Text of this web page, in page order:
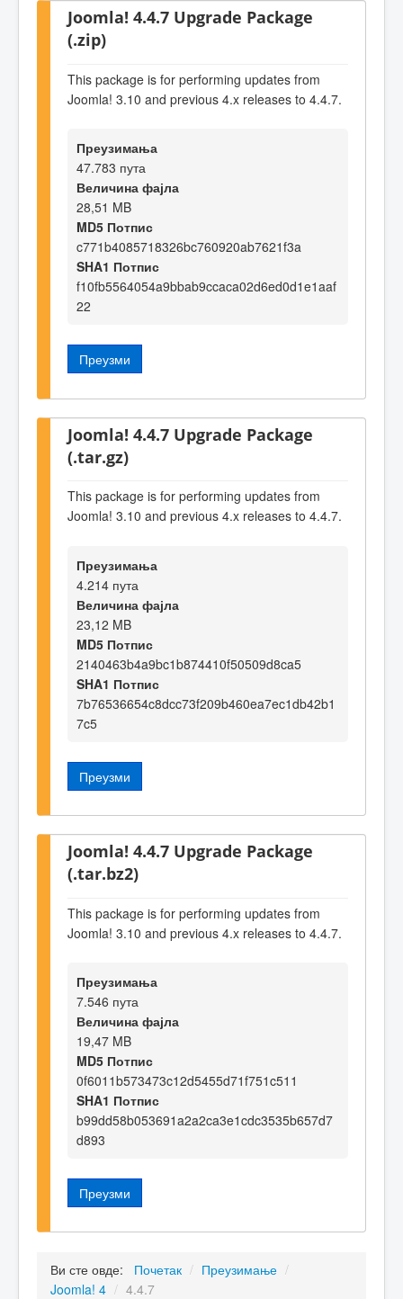
Joomla! 4.4.7 Upgrade Package
(.zip)
This package is for performing updates from
Joomla! 3.10 and previous 4.x releases to 4.4.7.
Преузимања
47.783 пута
Величина фајла
28,51 MB
MD5 Потпис
c771b4085718326bc760920ab7621f3a
SHA1 Потпис
f10fb5564054a9bbab9ccaca02d6ed0d1e1aaf
22
Преузми
Joomla! 4.4.7 Upgrade Package
(.tar.gz)
This package is for performing updates from
Joomla! 3.10 and previous 4.x releases to 4.4.7.
Преузимања
4.214 пута
Величина фајла
23,12 MB
MD5 Потпис
2140463b4a9bc1b874410f50509d8ca5
SHA1 Потпис
7b76536654c8dcc73f209b460ea7ec1db42b1
7c5
Преузми
Joomla! 4.4.7 Upgrade Package
(.tar.bz2)
This package is for performing updates from
Joomla! 3.10 and previous 4.x releases to 4.4.7.
Преузимања
7.546 пута
Величина фајла
19,47 MB
MD5 Потпис
0f6011b573473c12d5455d71f751c511
SHA1 Потпис
b99dd58b053691a2a2ca3e1cdc3535b657d7
d893
Преузми
Ви сте овде: Почетак / Преузимање /
Joomla! 4 / 4.4.7